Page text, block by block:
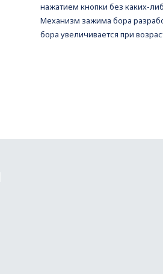
нажатием кнопки без каких-
Механизм зажима бора
бора увеличивается при